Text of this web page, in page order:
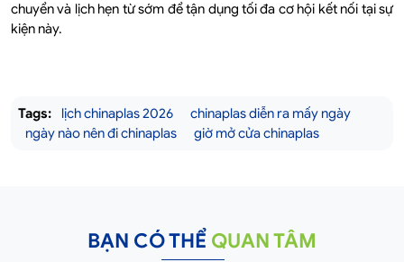
chuyển và lịch hẹn từ sớm để tận dụng tối đa cơ hội kết nối tại sự
kiện này.
Tags: lịch chinaplas 2026
chinaplas diễn ra mấy ngày
ngày nào nên đi chinaplas
giờ mở cửa chinaplas
BẠN CÓ THỂ QUAN TÂM